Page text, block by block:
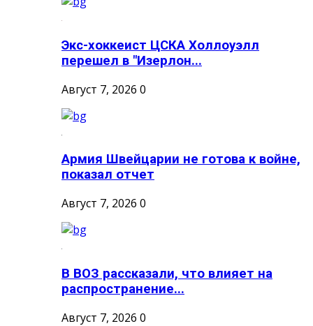
Экс-хоккеист ЦСКА Холлоуэлл
перешел в "Изерлон...
Август 7, 2026 0
Армия Швейцарии не готова к войне,
показал отчет
Август 7, 2026 0
В ВОЗ рассказали, что влияет на
распространение...
Август 7, 2026 0